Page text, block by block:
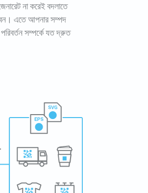
না করেই বদলাতে
এতে আপনার সম্পদ
সম্পর্কে যত দ্রুত